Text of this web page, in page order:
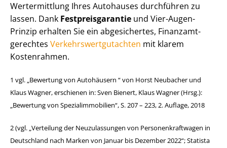
Wertermittlung Ihres Autohauses durchführen zu
lassen. Dank Fest­preis­ga­ran­tie und Vier-Augen-
Prinzip erhalten Sie ein abgesichertes, Finanzamt-
gerechtes Ver­kehrs­wert­gut­ach­ten mit klarem
Kostenrahmen.
1 vgl. „Bewertung von Autohäusern “ von Horst Neubacher und
Klaus Wagner, erschienen in: Sven Bienert, Klaus Wagner (Hrsg.):
„Bewertung von Spe­zi­al­im­mo­bi­li­en“, S. 207 – 223, 2. Auflage, 2018
2 (vgl. „Verteilung der Neuzulassungen von Per­so­nen­kraft­wa­gen in
Deutschland nach Marken von Januar bis Dezember 2022“; Statista